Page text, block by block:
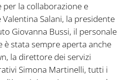
la collaborazione e
Valentina Salani, la presidente
Giovanna Bussi, il personale
è stata sempre aperta anche
la direttore dei servizi
Simona Martinelli, tutti i